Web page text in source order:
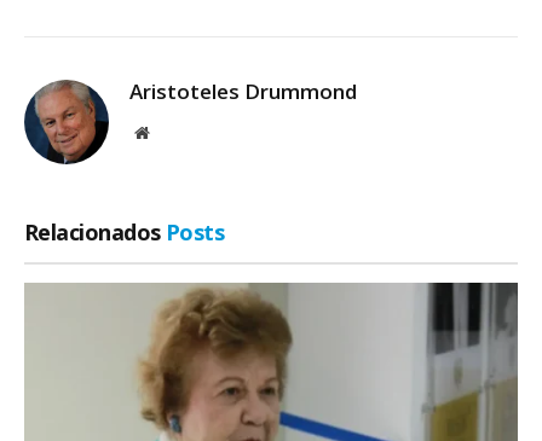
Aristoteles Drummond
Site
Relacionados Posts